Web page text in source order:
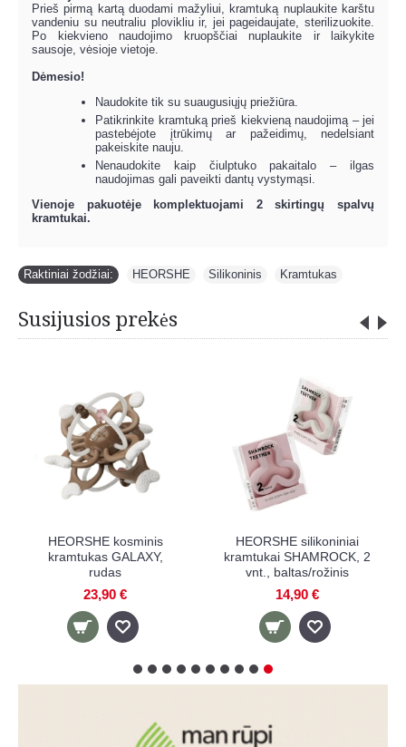
Prieš pirmą kartą duodami mažyliui, kramtuką nuplaukite karštu
vandeniu su neutraliu plovikliu ir, jei pageidaujate, sterilizuokite.
Po kiekvieno naudojimo kruopščiai nuplaukite ir laikykite
sausoje, vėsioje vietoje.
Dėmesio!
Naudokite tik su suaugusiųjų priežiūra.
Patikrinkite kramtuką prieš kiekvieną naudojimą – jei
pastebėjote įtrūkimų ar pažeidimų, nedelsiant
pakeiskite nauju.
Nenaudokite kaip čiulptuko pakaitalo – ilgas
naudojimas gali paveikti dantų vystymąsi.
Vienoje pakuotėje komplektuojami 2 skirtingų spalvų
kramtukai.
Raktiniai žodžiai: HEORSHE Silikoninis Kramtukas
Susijusios prekės
kosminis
GALAXY,
HEORSHE kosminis
kramtukas GALAXY, pikas